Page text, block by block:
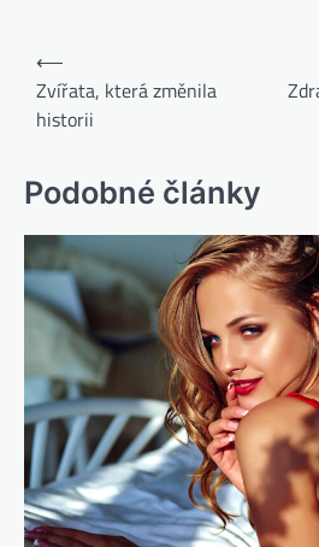
⟵
Zvířata, která změnila
historii
Podobné články